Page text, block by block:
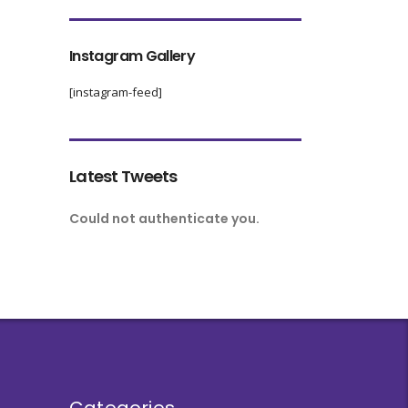
Instagram Gallery
[instagram-feed]
Latest Tweets
Could not authenticate you.